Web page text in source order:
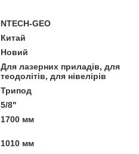
NTECH-GEO
Китай
Новий
Для лазерних приладів, для
теодолітів, для нівелірів
Трипод
5/8"
1700 мм
1010 мм